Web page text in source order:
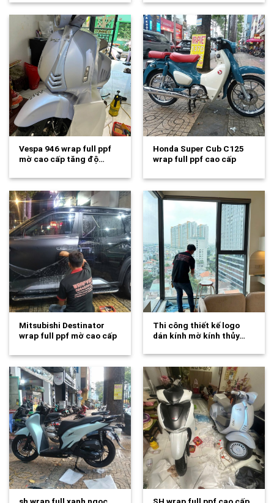
Vespa 946 wrap full ppf
mờ cao cấp tăng độ…
Honda Super Cub C125
wrap full ppf cao cấp
Mitsubishi Destinator
wrap full ppf mờ cao cấp
Thi công thiết kế logo
dán kính mờ kính thủy…